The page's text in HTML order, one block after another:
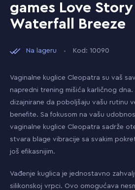
games Love
Waterfall Breeze
Na lageru Kod: 10090
Vaginalne kuglice Cleopatra su vaš
napredni trening mišića karličnog dna.
dizajnirane da poboljšaju vašu rutinu
benefite. Sa fokusom na vašu
vaginalne kuglice Cleopatra sadrže
stvara blage vibracije sa svakim
još efikasnijim.
Vađenje kuglica je jednostavno
silikonskoj vrpci. Ovo omogućava